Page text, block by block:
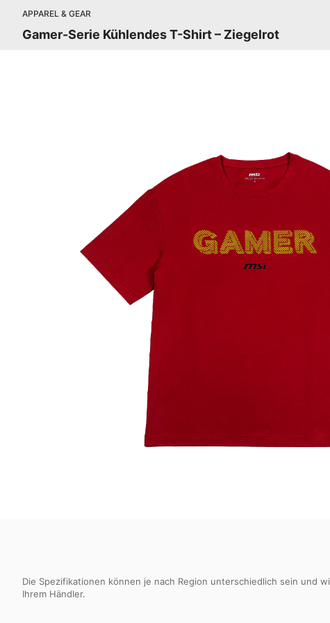
APPAREL & GEAR
Gamer-Serie Kühlendes T-Shirt – Ziegelrot
Die Spezifikationen können je nach Region unterschiedlich sein und
Ihrem Händler.